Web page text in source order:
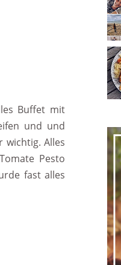
Buffet mit
und und
wichtig. Alles
Pesto
fast alles